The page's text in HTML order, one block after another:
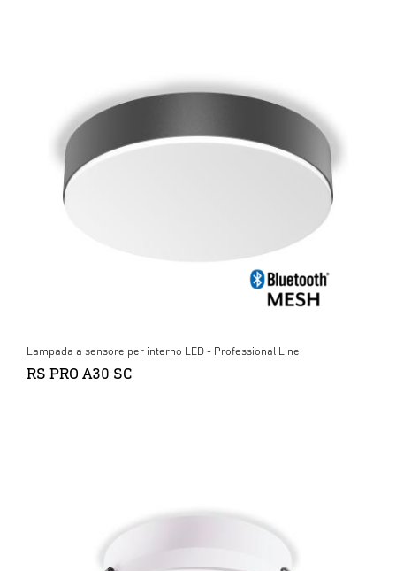
Lampada a sensore per interno LED - Professional Line
RS PRO A30 SC